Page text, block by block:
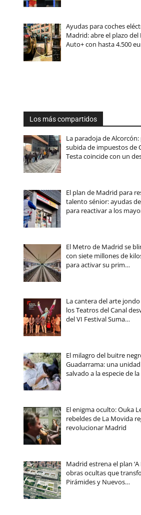
Ayudas para coches
Madrid: abre el plazo del
Auto+ con hasta 4.500
Los más compartidos
La paradoja de
subida de impuestos de
Testa coincide con un
El plan de Madrid para
talento sénior: ayudas
para reactivar a los
El Metro de Madrid se
con siete millones de
para activar su prim…
La cantera del arte
los Teatros del Canal
del VI Festival Suma…
El milagro del buitre
Guadarrama: una
salvado a la especie de
El enigma oculto: Ouka
rebeldes de La Movida
revolucionar Madrid
Madrid estrena el plan ‘A
obras ocultas que
Pirámides y Nuevos…